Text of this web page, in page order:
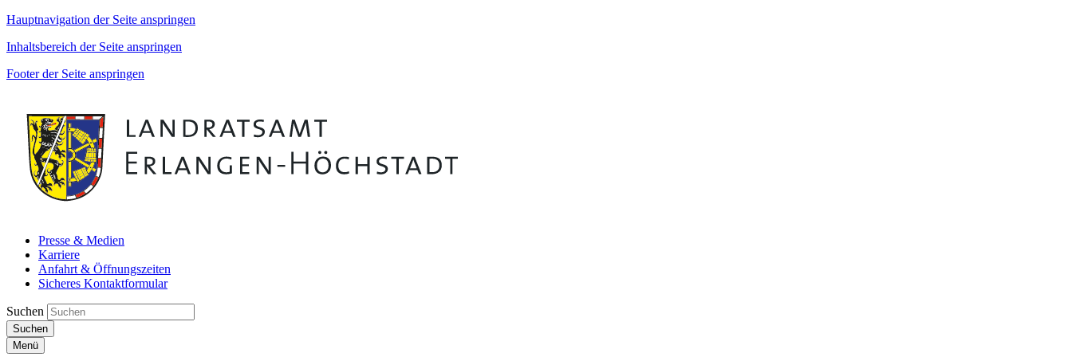
Hauptnavigation der Seite anspringen
Inhaltsbereich der Seite anspringen
Footer der Seite anspringen
Presse & Medien
Karriere
Anfahrt & Öffnungszeiten
Sicheres Kontaktformular
Suchen
Suchen
Menü